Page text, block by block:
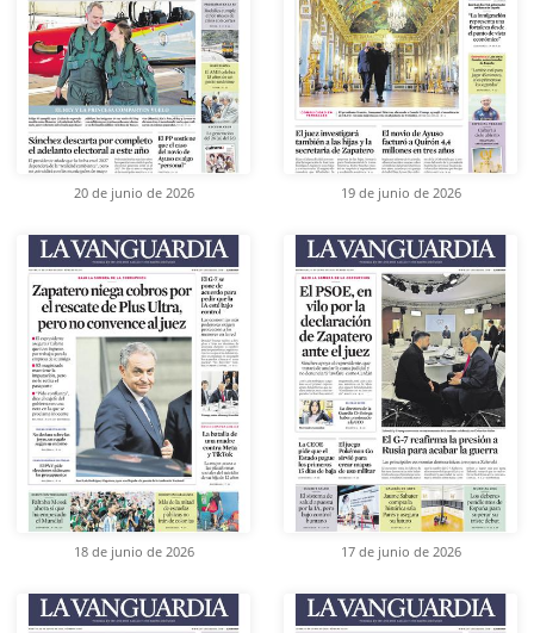
20 de junio de 2026 19 de junio de 2026
18 de junio de 2026 17 de junio de 2026